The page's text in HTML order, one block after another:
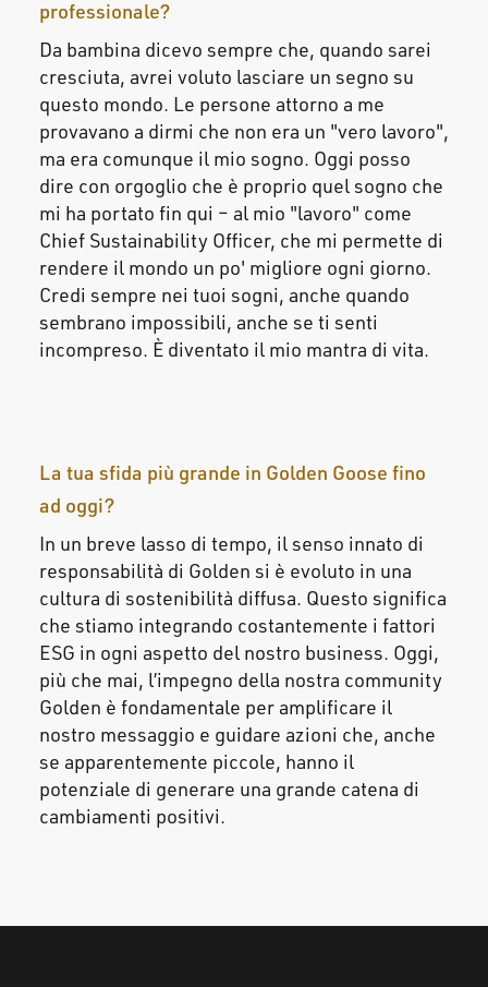
professionale?
Da bambina dicevo sempre che, quando sarei
cresciuta, avrei voluto lasciare un segno su
questo mondo. Le persone attorno a me
provavano a dirmi che non era un "vero lavoro",
ma era comunque il mio sogno. Oggi posso
dire con orgoglio che è proprio quel sogno che
mi ha portato fin qui – al mio "lavoro" come
Chief Sustainability Officer, che mi permette di
rendere il mondo un po' migliore ogni giorno.
Credi sempre nei tuoi sogni, anche quando
sembrano impossibili, anche se ti senti
incompreso. È diventato il mio mantra di vita.
La tua sfida più grande in Golden Goose fino
ad oggi?
In un breve lasso di tempo, il senso innato di
responsabilità di Golden si è evoluto in una
cultura di sostenibilità diffusa. Questo significa
che stiamo integrando costantemente i fattori
ESG in ogni aspetto del nostro business. Oggi,
più che mai, l’impegno della nostra community
Golden è fondamentale per amplificare il
nostro messaggio e guidare azioni che, anche
se apparentemente piccole, hanno il
potenziale di generare una grande catena di
cambiamenti positivi.